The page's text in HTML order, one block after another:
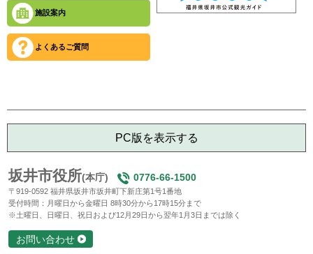
施設案内
よくあるご質問
PC版を表示する
坂井市役所(本庁) 0776-66-1500
〒919-0592 福井県坂井市坂井町下新庄第1号1番地
受付時間：月曜日から金曜日 8時30分から17時15分まで
※土曜日、日曜日、祝日および12月29日から翌年1月3日までは除く
お問い合わせ